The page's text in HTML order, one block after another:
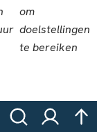
ZoekenInloggen